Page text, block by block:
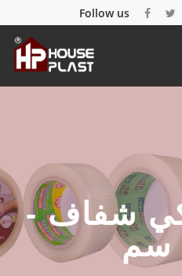
Follow us
شفاف -